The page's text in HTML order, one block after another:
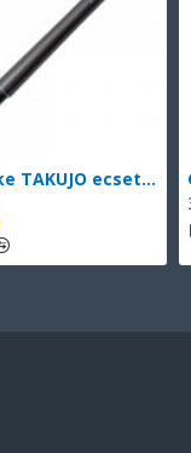
Kuretake TAKUJO ecsettoll No. 8 (DP150-8B), vékony hegyű ecsettoll, fekete tinta, 2 db cserélhető patronnal